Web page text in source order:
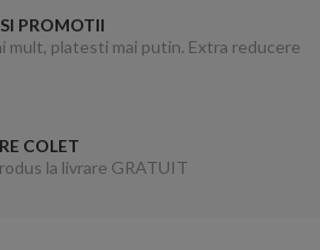
PROMOTII
mult, platesti mai putin. Extra reducere
COLET
la livrare GRATUIT